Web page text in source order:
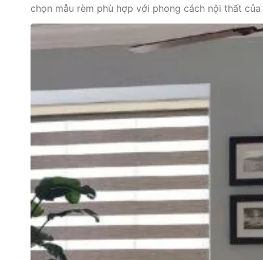
chọn mẫu rèm phù hợp với phong cách nội thất của